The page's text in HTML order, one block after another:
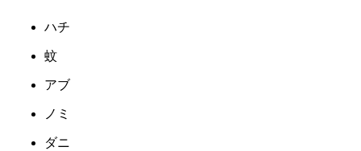
ハチ
蚊
アブ
ノミ
ダニ